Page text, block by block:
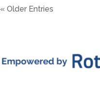
« Older Entries